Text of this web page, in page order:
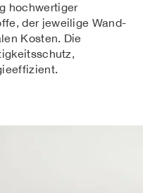
hochwertiger
der jeweilige Wand-
Kosten. Die